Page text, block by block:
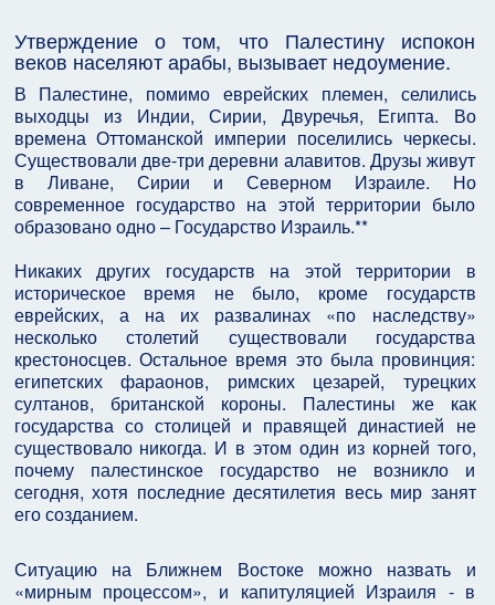
Утверждение о том, что Палестину испокон
веков населяют арабы, вызывает недоумение.
В Палестине, помимо еврейских племен, селились
выходцы из Индии, Сирии, Двуречья, Египта. Во
времена Оттоманской империи поселились черкесы.
Существовали две-три деревни алавитов. Друзы живут
в Ливане, Сирии и Северном Израиле. Но
современное государство на этой территории было
образовано одно – Государство Израиль.**
Никаких других государств на этой территории в
историческое время не было, кроме государств
еврейских, а на их развалинах «по наследству»
несколько столетий существовали государства
крестоносцев. Остальное время это была провинция:
египетских фараонов, римских цезарей, турецких
султанов, британской короны. Палестины же как
государства со столицей и правящей династией не
существовало никогда. И в этом один из корней того,
почему палестинское государство не возникло и
сегодня, хотя последние десятилетия весь мир занят
его созданием.
Ситуацию на Ближнем Востоке можно назвать и
«мирным процессом», и капитуляцией Израиля - в